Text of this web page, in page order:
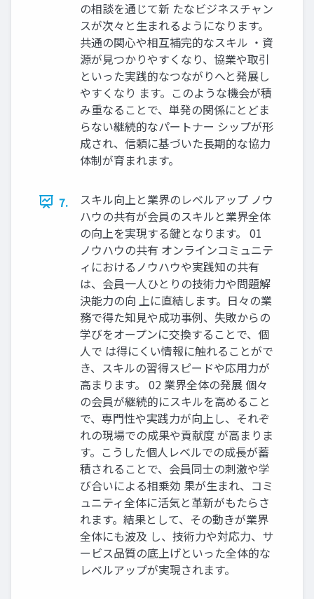
の相談を通じて新 たなビジネスチャン
スが次々と生まれるようになります。
共通の関心や相互補完的なスキル ・資
源が見つかりやすくなり、協業や取引
といった実践的なつながりへと発展し
やすくなり ます。このような機会が積
み重なることで、単発の関係にとどま
らない継続的なパートナー シップが形
成され、信頼に基づいた長期的な協力
体制が育まれます。
7.
スキル向上と業界のレベルアップ ノウ
ハウの共有が会員のスキルと業界全体
の向上を実現する鍵となります。 01
ノウハウの共有 オンラインコミュニテ
ィにおけるノウハウや実践知の共有
は、会員一人ひとりの技術力や問題解
決能力の向 上に直結します。日々の業
務で得た知見や成功事例、失敗からの
学びをオープンに交換することで、個
人で は得にくい情報に触れることがで
き、スキルの習得スピードや応用力が
高まります。 02 業界全体の発展 個々
の会員が継続的にスキルを高めること
で、専門性や実践力が向上し、それぞ
れの現場での成果や貢献度 が高まりま
す。こうした個人レベルでの成長が蓄
積されることで、会員同士の刺激や学
び合いによる相乗効 果が生まれ、コミ
ュニティ全体に活気と革新がもたらさ
れます。結果として、その動きが業界
全体にも波及 し、技術力や対応力、サ
ービス品質の底上げといった全体的な
レベルアップが実現されます。